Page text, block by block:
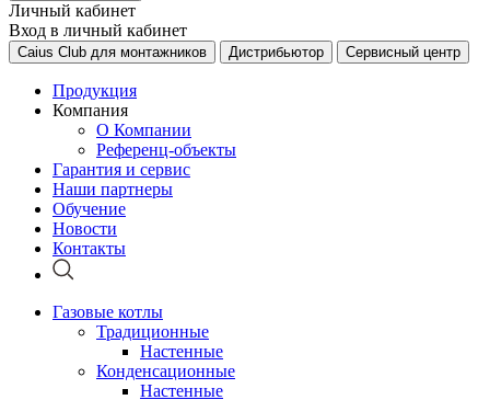
Личный кабинет
Вход в личный кабинет
Caius Club для монтажников Дистрибьютор Сервисный центр
Продукция
Компания
О Компании
Референц-объекты
Гарантия и сервис
Наши партнеры
Обучение
Новости
Контакты
Газовые котлы
Традиционные
Настенные
Конденсационные
Настенные